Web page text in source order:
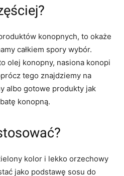
konopnych, to okaże
całkiem spory wybór.
olej konopny, nasiona konopi
tego znajdziemy na
albo gotowe produkty jak
konopną.
kolor i lekko orzechowy
jako podstawę sosu do